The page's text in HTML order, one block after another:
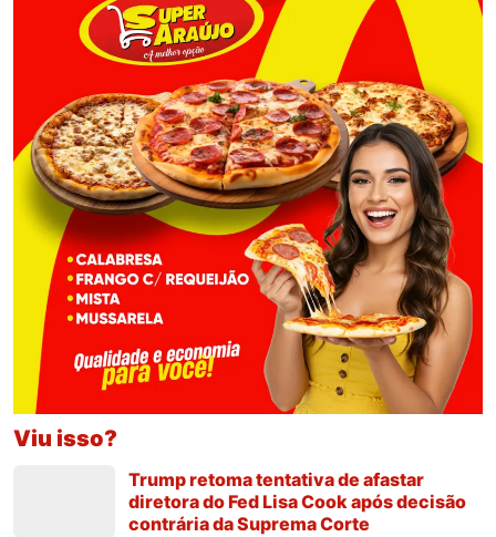
Viu isso?
Trump retoma tentativa de afastar
diretora do Fed Lisa Cook após decisão
contrária da Suprema Corte